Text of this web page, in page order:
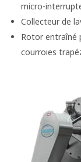
micro-
Collecteur de
Rotor entraîné
courroies